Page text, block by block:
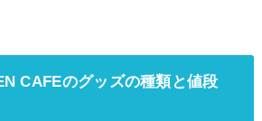
CAFEのグッズの種類と値段